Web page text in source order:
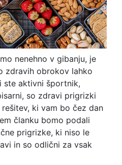
nenehno v gibanju, je
zdravih obrokov lahko
ste aktivni športnik,
so zdravi prigrizki
ki vam bo čez dan
članku bomo podali
prigrizke, ki niso le
in so odlični za vsak